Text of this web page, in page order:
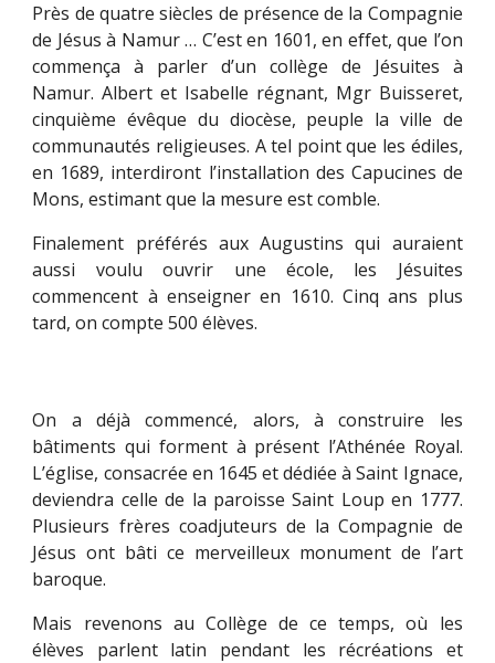
Près de quatre siècles de présence de la Compagnie
de Jésus à Namur … C’est en 1601, en effet, que l’on
commença à parler d’un collège de Jésuites à
Namur. Albert et Isabelle régnant, Mgr Buisseret,
cinquième évêque du diocèse, peuple la ville de
communautés religieuses. A tel point que les édiles,
en 1689, interdiront l’installation des Capucines de
Mons, estimant que la mesure est comble.
Finalement préférés aux Augustins qui auraient
aussi voulu ouvrir une école, les Jésuites
commencent à enseigner en 1610. Cinq ans plus
tard, on compte 500 élèves.
On a déjà commencé, alors, à construire les
bâtiments qui forment à présent l’Athénée Royal.
L’église, consacrée en 1645 et dédiée à Saint Ignace,
deviendra celle de la paroisse Saint Loup en 1777.
Plusieurs frères coadjuteurs de la Compagnie de
Jésus ont bâti ce merveilleux monument de l’art
baroque.
Mais revenons au Collège de ce temps, où les
élèves parlent latin pendant les récréations et